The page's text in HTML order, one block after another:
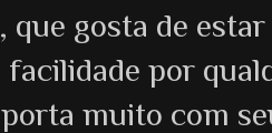
gosta de
por
muito com